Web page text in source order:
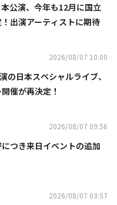
本公演、今年も12月に国立
出演アーティストに期待
2026/08/07 10:00
の日本スペシャルライブ、
催が再決定！
2026/08/07 09:56
つき来日イベントの追加
2026/08/07 03:57